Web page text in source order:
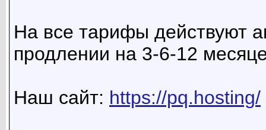
На все тарифы действуют
продлении на 3-6-12
Наш сайт: https://pq.hosting/